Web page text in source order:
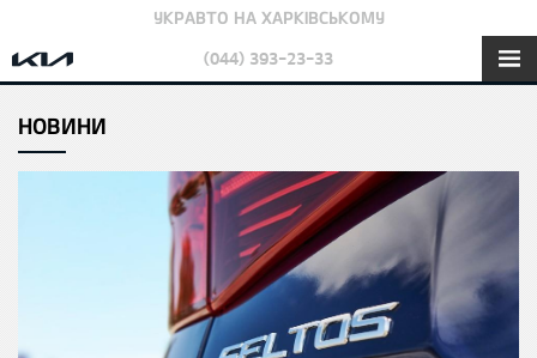
УКРАВТО НА ХАРКІВСЬКОМУ
(044) 393-23-33
НОВИНИ